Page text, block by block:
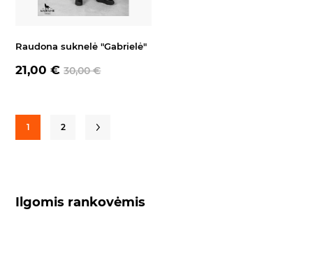
Raudona suknelė "Gabrielė"
21,00 €30,00 €
1 2
Ilgomis rankovėmis